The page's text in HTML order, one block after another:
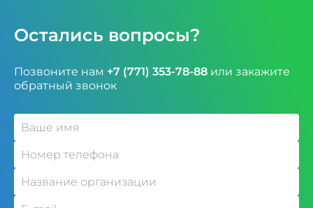
Остались вопросы?
Позвоните нам +7 (771) 353-78-88 или закажите
обратный звонок